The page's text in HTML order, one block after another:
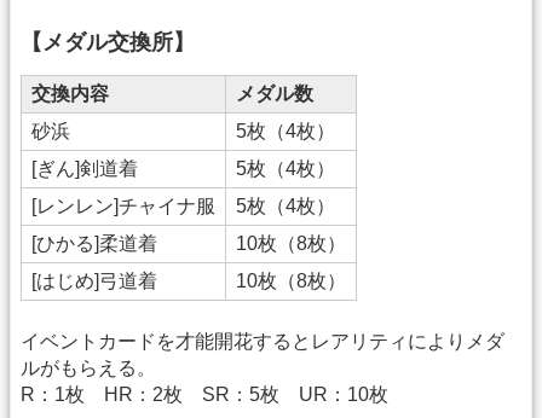
【メダル交換所】
交換内容
メダル数
砂浜
5枚（4枚）
[ぎん]剣道着
5枚（4枚）
[レンレン]チャイナ服
5枚（4枚）
[ひかる]柔道着
10枚（8枚）
[はじめ]弓道着
10枚（8枚）
イベントカードを才能開花するとレアリティによりメダ
ルがもらえる。
R：1枚 HR：2枚 SR：5枚 UR：10枚